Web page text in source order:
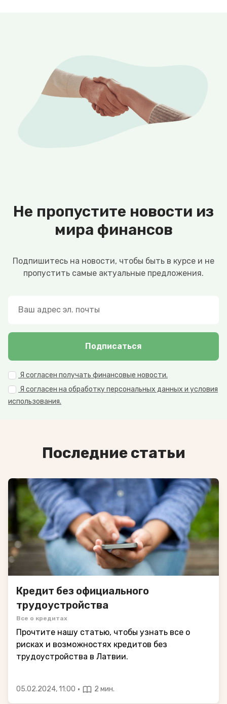
Не пропустите новости из
мира финансов
Подпишитесь на новости, чтобы быть в курсе и не
пропустить самые актуальные предложения.
Подписаться
Я согласен получать финансовые новости.
Я согласен на обработку персональных данных и условия
использования.
Последние статьи
Кредит без официального
трудоустройства
Все о кредитах
Прочтите нашу статью, чтобы узнать все о
рисках и возможностях кредитов без
трудоустройства в Латвии.
05.02.2024, 11:00 · 2 мин.